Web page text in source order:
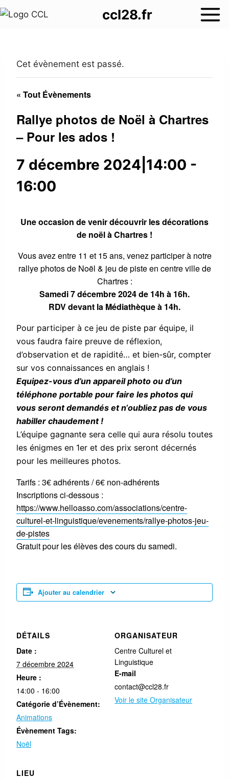
Aller
au
ccl28.fr
Cet évènement est passé.
« Tout Évènements
Rallye photos de Noël à Chartres
– Pour les ados !
7 décembre 2024|14:00 -
16:00
Une occasion de venir découvrir les décorations
de noël à Chartres !
Vous avez entre 11 et 15 ans, venez participer à notre
rallye photos de Noël & jeu de piste en centre ville de
Chartres :
Samedi 7 décembre 2024 de 14h à 16h.
RDV devant la Médiathèque à 14h.
Pour participer à ce jeu de piste par équipe, il
vous faudra faire preuve de réflexion,
d’observation et de rapidité… et bien-sûr, compter
sur vos connaissances en anglais !
Equipez-vous d’un appareil photo ou d’un
téléphone portable pour faire les photos qui
vous seront demandés et n‘oubliez pas de vous
habiller chaudement !
L’équipe gagnante sera celle qui aura résolu toutes
les énigmes en 1er et des prix seront décernés
pour les meilleures photos.
Tarifs : 3€ adhérents / 6€ non-adhérents
Inscriptions ci-dessous :
https://www.helloasso.com/associations/centre-
culturel-et-linguistique/evenements/rallye-photos-jeu-
de-pistes
Gratuit pour les élèves des cours du samedi.
Ajouter au calendrier
DÉTAILS
Date :
7 décembre 2024
Heure :
14:00 - 16:00
Catégorie d’Évènement:
Animations
Évènement Tags:
Noël
ORGANISATEUR
Centre Culturel et
Linguistique
E-mail
contact@ccl28.fr
Voir le site Organisateur
LIEU